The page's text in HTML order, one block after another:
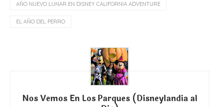
AÑO NUEVO LUNAR EN DISNEY CALIFORNIA ADVENTURE
EL AÑO DEL PERRO
Nos Vemos En Los Parques (Disneylandia al